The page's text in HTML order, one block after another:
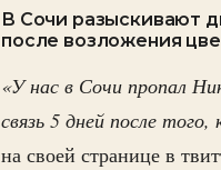
В Сочи разыскивают
после возложения
«У нас в Сочи пропал
связь 5 дней после
на своей странице в